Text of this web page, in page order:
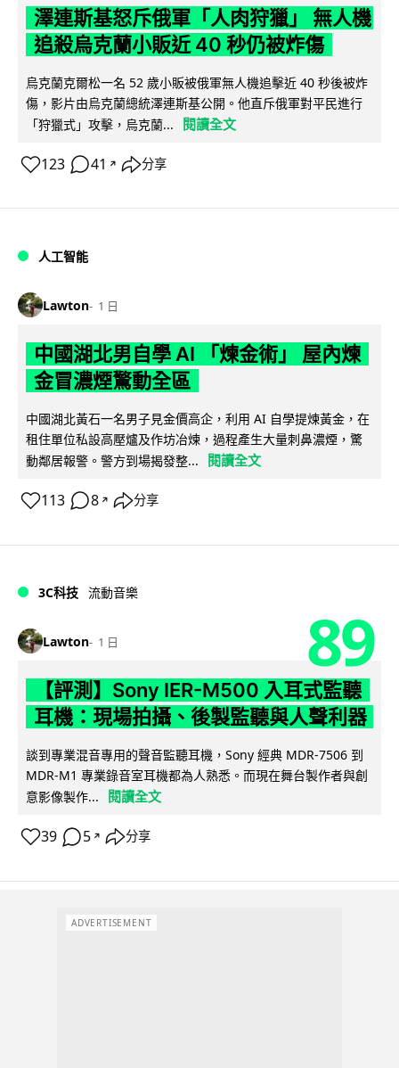
澤連斯基怒斥俄軍「人肉狩獵」 無人機
追殺烏克蘭小販近 40 秒仍被炸傷
烏克蘭克爾松一名 52 歲小販被俄軍無人機追擊近 40 秒後被炸
傷，影片由烏克蘭總統澤連斯基公開。他直斥俄軍對平民進行
「狩獵式」攻擊，烏克蘭...
閱讀全文
123 41 ↗ 分享
人工智能
Lawton 1 日
中國湖北男自學 AI 「煉金術」 屋內煉
金冒濃煙驚動全區
中國湖北黃石一名男子見金價高企，利用 AI 自學提煉黃金，在
租住單位私設高壓爐及作坊冶煉，過程產生大量刺鼻濃煙，驚
動鄰居報警。警方到場揭發整...
閱讀全文
113 8 ↗ 分享
3C科技 流動音樂
Lawton 1 日 89
【評測】Sony IER-M500 入耳式監聽
耳機：現場拍攝、後製監聽與人聲利器
談到專業混音專用的聲音監聽耳機，Sony 經典 MDR-7506 到
MDR-M1 專業錄音室耳機都為人熟悉。而現在舞台製作者與創
意影像製作...
閱讀全文
39 5 ↗ 分享
ADVERTISEMENT